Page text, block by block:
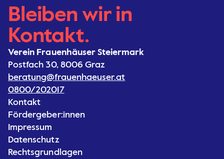
Bleiben wir in
Kontakt.
Verein Frauenhäuser Steiermark
Postfach 30, 8006 Graz
beratung@frauenhaeuser.at
0800/202017
Kontakt
Fördergeber:innen
Impressum
Datenschutz
Rechtsgrundlagen